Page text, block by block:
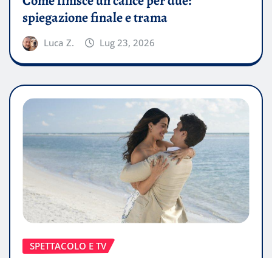
spiegazione finale e trama
Luca Z. Lug 23, 2026
SPETTACOLO E TV